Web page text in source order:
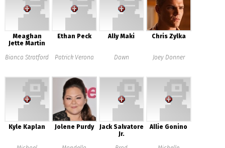
Meaghan
Jette Martin
Bianca Stratford
Ethan Peck
Patrick Verona
Ally Maki
Dawn
Chris Zylka
Joey Donner
Kyle Kaplan Jolene Purdy
Jack Salvatore
Jr.
Allie Gonino